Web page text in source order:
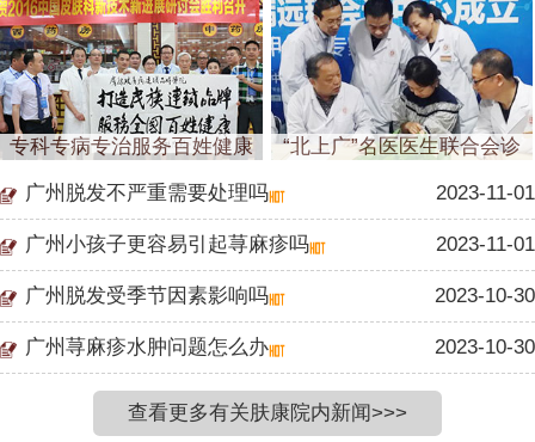
专科专病专治服务百姓健康 “北上广”名医医生联合会诊
广州脱发不严重需要处理吗 2023-11-01
广州小孩子更容易引起荨麻疹吗 2023-11-01
广州脱发受季节因素影响吗 2023-10-30
广州荨麻疹水肿问题怎么办 2023-10-30
查看更多有关肤康院内新闻>>>